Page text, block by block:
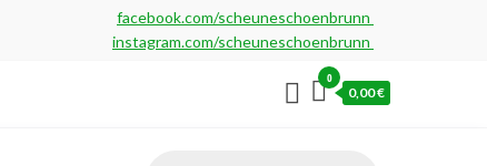
facebook.com/scheuneschoenbrunn
instagram.com/scheuneschoenbrunn
0
0,00 €